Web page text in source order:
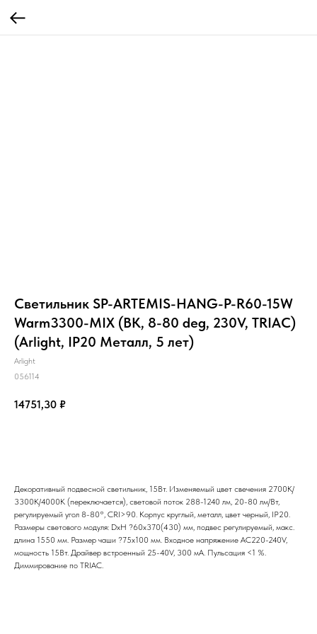
Светильник SP-ARTEMIS-HANG-P-R60-15W
Warm3300-MIX (BK, 8-80 deg, 230V, TRIAC)
(Arlight, IP20 Металл, 5 лет)
Arlight
056114
14751,30 ₽
Декоративный подвесной светильник, 15Вт. Изменяемый цвет свечения 2700K/
3300K/4000K (переключается), световой поток 288-1240 лм, 20-80 лм/Вт,
регулируемый угол 8-80°, CRI>90. Корпус круглый, металл, цвет черный, IP20.
Размеры светового модуля: DxH ?60x370(430) мм, подвес регулируемый, макс.
длина 1550 мм. Размер чаши ?75x100 мм. Входное напряжение AC220-240V,
мощность 15Вт. Драйвер встроенный 25-40V, 300 мА. Пульсация <1 %.
Диммирование по TRIAC.